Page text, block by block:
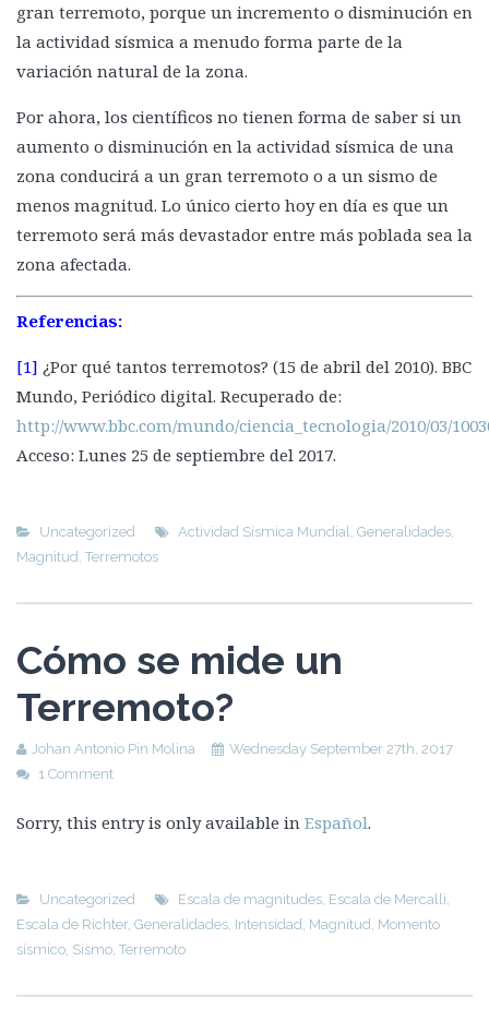
gran terremoto, porque un incremento o disminución en
la actividad sísmica a menudo forma parte de la
variación natural de la zona.
Por ahora, los científicos no tienen forma de saber si un
aumento o disminución en la actividad sísmica de una
zona conducirá a un gran terremoto o a un sismo de
menos magnitud. Lo único cierto hoy en día es que un
terremoto será más devastador entre más poblada sea la
zona afectada.
Referencias:
[1] ¿Por qué tantos terremotos? (15 de abril del 2010). BBC
Mundo, Periódico digital. Recuperado de:
http://www.bbc.com/mundo/ciencia_tecnologia/2010/03/
Acceso: Lunes 25 de septiembre del 2017.
Uncategorized Actividad Sísmica Mundial Generalidades
Magnitud Terremotos
Cómo se mide un
Terremoto?
Johan Antonio Pin Molina
Wednesday September 27th, 2017
1 Comment
Sorry, this entry is only available in Español.
Uncategorized Escala de magnitudes Escala de Mercalli
Escala de Richter, Generalidades Intensidad Magnitud Momento
sísmico Sismo Terremoto